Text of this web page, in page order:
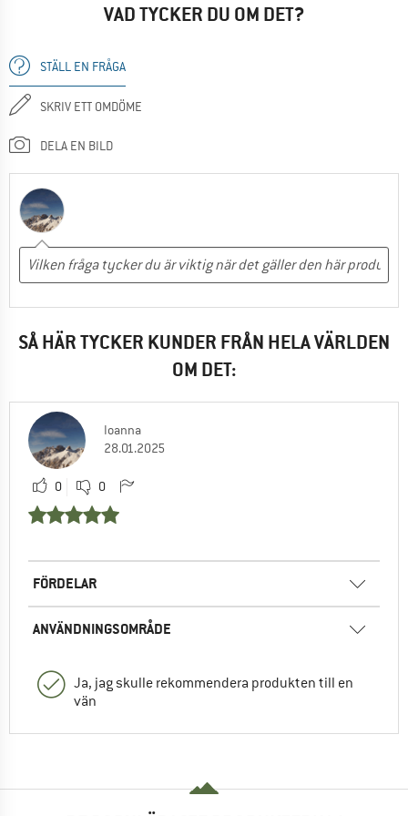
VAD TYCKER DU OM DET?
STÄLL EN FRÅGA
SKRIV ETT OMDÖME
DELA EN BILD
SÅ HÄR TYCKER KUNDER FRÅN HELA VÄRLDEN
OM DET:
Ioanna
28.01.2025
0 0
FÖRDELAR
ANVÄNDNINGSOMRÅDE
Ja, jag skulle rekommendera produkten till en
vän